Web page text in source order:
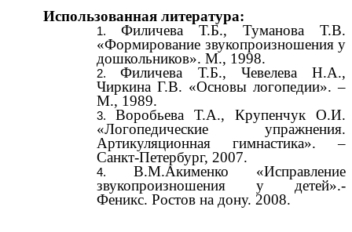
Использованная литература:
Филичева Т.Б., Туманова Т.В.
«Формирование звукопроизношения у
дошкольников». М., 1998.
Филичева Т.Б., Чевелева Н.А.,
Чиркина Г.В. «Основы логопедии». –
М., 1989.
Воробьева Т.А., Крупенчук О.И.
«Логопедические упражнения.
Артикуляционная гимнастика». –
Санкт-Петербург, 2007.
В.М.Акименко «Исправление
звукопроизношения у детей».-
Феникс. Ростов на дону. 2008.